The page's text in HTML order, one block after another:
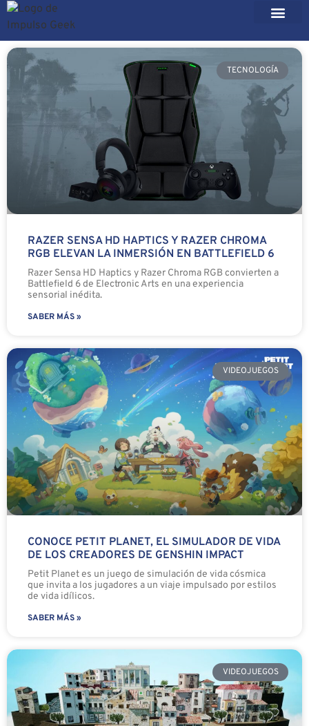
TECNOLOGÍA
RAZER SENSA HD HAPTICS Y RAZER CHROMA
RGB ELEVAN LA INMERSIÓN EN BATTLEFIELD 6
Razer Sensa HD Haptics y Razer Chroma RGB convierten a
Battlefield 6 de Electronic Arts en una experiencia
sensorial inédita.
SABER MÁS »
VIDEOJUEGOS
CONOCE PETIT PLANET, EL SIMULADOR DE VIDA
DE LOS CREADORES DE GENSHIN IMPACT
Petit Planet es un juego de simulación de vida cósmica
que invita a los jugadores a un viaje impulsado por estilos
de vida idílicos.
SABER MÁS »
VIDEOJUEGOS